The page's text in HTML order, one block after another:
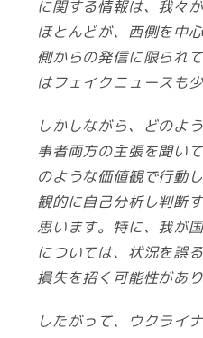
に関する情報は、我々
ほとんどが、西側を中
側からの発信に限られ
はフェイクニュースも
しかしながら、どのよ
事者両方の主張を聞い
のような価値観で行動
観的に自己分析し判断
思います。特に、我が
については、状況を誤
損失を招く可能性があり
したがって、ウクライ